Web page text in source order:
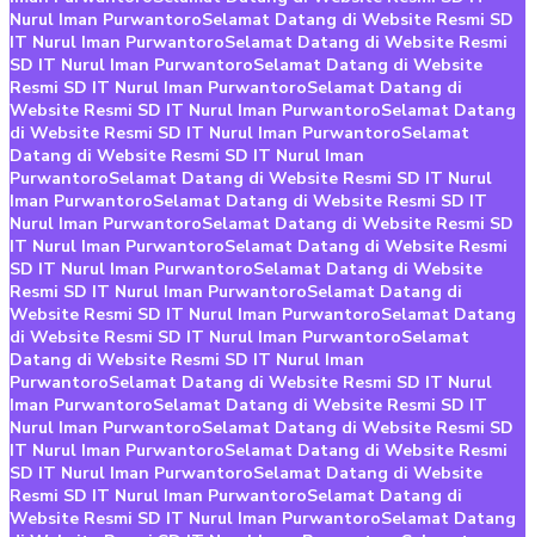
Nurul Iman PurwantoroSelamat Datang di Website Resmi SD
IT Nurul Iman PurwantoroSelamat Datang di Website Resmi
SD IT Nurul Iman PurwantoroSelamat Datang di Website
Resmi SD IT Nurul Iman PurwantoroSelamat Datang di
Website Resmi SD IT Nurul Iman PurwantoroSelamat Datang
di Website Resmi SD IT Nurul Iman PurwantoroSelamat
Datang di Website Resmi SD IT Nurul Iman
PurwantoroSelamat Datang di Website Resmi SD IT Nurul
Iman PurwantoroSelamat Datang di Website Resmi SD IT
Nurul Iman PurwantoroSelamat Datang di Website Resmi SD
IT Nurul Iman PurwantoroSelamat Datang di Website Resmi
SD IT Nurul Iman PurwantoroSelamat Datang di Website
Resmi SD IT Nurul Iman PurwantoroSelamat Datang di
Website Resmi SD IT Nurul Iman PurwantoroSelamat Datang
di Website Resmi SD IT Nurul Iman PurwantoroSelamat
Datang di Website Resmi SD IT Nurul Iman
PurwantoroSelamat Datang di Website Resmi SD IT Nurul
Iman PurwantoroSelamat Datang di Website Resmi SD IT
Nurul Iman PurwantoroSelamat Datang di Website Resmi SD
IT Nurul Iman PurwantoroSelamat Datang di Website Resmi
SD IT Nurul Iman PurwantoroSelamat Datang di Website
Resmi SD IT Nurul Iman PurwantoroSelamat Datang di
Website Resmi SD IT Nurul Iman PurwantoroSelamat Datang